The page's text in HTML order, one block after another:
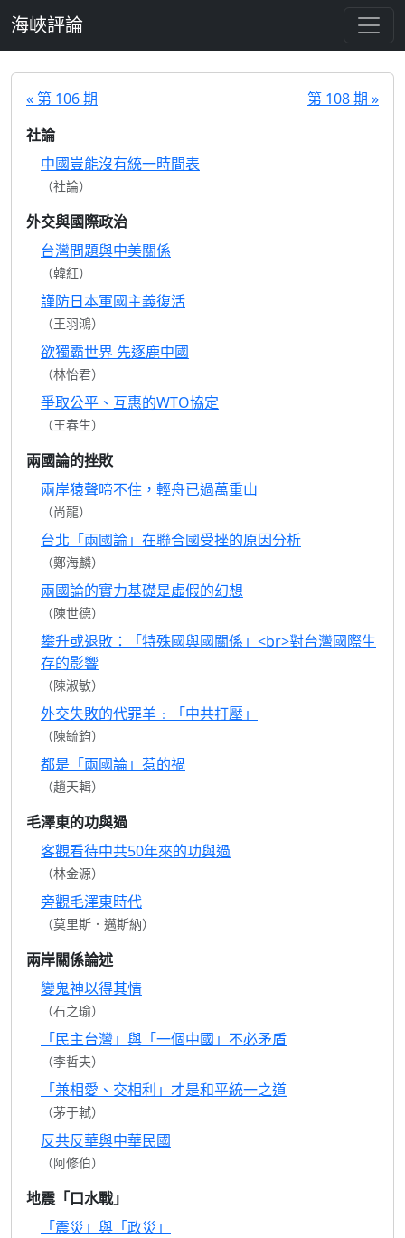
海峽評論
« 第 106 期
第 108 期 »
社論
中國豈能沒有統一時間表
（社論）
外交與國際政治
台灣問題與中美關係
（韓紅）
謹防日本軍國主義復活
（王羽鴻）
欲獨霸世界 先逐鹿中國
（林怡君）
爭取公平、互惠的WTO協定
（王春生）
兩國論的挫敗
兩岸猿聲啼不住，輕舟已過萬重山
（尚龍）
台北「兩國論」在聯合國受挫的原因分析
（鄭海麟）
兩國論的實力基礎是虛假的幻想
（陳世德）
攀升或退敗：「特殊國與國關係」<br>對台灣國際生
存的影響
（陳淑敏）
外交失敗的代罪羊﹕「中共打壓」
（陳毓鈞）
都是「兩國論」惹的禍
（趙天輯）
毛澤東的功與過
客觀看待中共50年來的功與過
（林金源）
旁觀毛澤東時代
（莫里斯．邁斯納）
兩岸關係論述
變鬼神以得其情
（石之瑜）
「民主台灣」與「一個中國」不必矛盾
（李哲夫）
「兼相愛、交相利」才是和平統一之道
（茅于軾）
反共反華與中華民國
（阿修伯）
地震「口水戰」
「震災」與「政災」